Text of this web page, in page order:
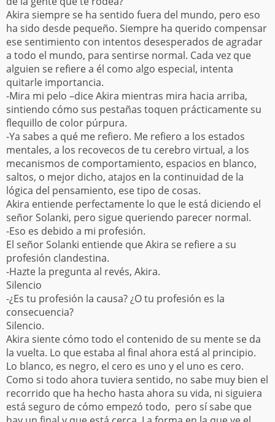
Akira siempre se ha sentido fuera del mundo, pero eso
ha sido desde pequeño. Siempre ha querido compensar
ese sentimiento con intentos desesperados de agradar
a todo el mundo, para sentirse normal. Cada vez que
alguien se refiere a él como algo especial, intenta
quitarle importancia.
-Mira mi pelo –dice Akira mientras mira hacia arriba,
sintiendo cómo sus pestañas toquen prácticamente su
flequillo de color púrpura.
-Ya sabes a qué me refiero. Me refiero a los estados
mentales, a los recovecos de tu cerebro virtual, a los
mecanismos de comportamiento, espacios en blanco,
saltos, o mejor dicho, atajos en la continuidad de la
lógica del pensamiento, ese tipo de cosas.
Akira entiende perfectamente lo que le está diciendo el
señor Solanki, pero sigue queriendo parecer normal.
-Eso es debido a mi profesión.
El señor Solanki entiende que Akira se refiere a su
profesión clandestina.
-Hazte la pregunta al revés, Akira.
Silencio
-¿Es tu profesión la causa? ¿O tu profesión es la
consecuencia?
Silencio.
Akira siente cómo todo el contenido de su mente se da
la vuelta. Lo que estaba al final ahora está al principio.
Lo blanco, es negro, el cero es uno y el uno es cero.
Como si todo ahora tuviera sentido, no sabe muy bien el
recorrido que ha hecho hasta ahora su vida, ni siguiera
está seguro de cómo empezó todo, pero sí sabe que